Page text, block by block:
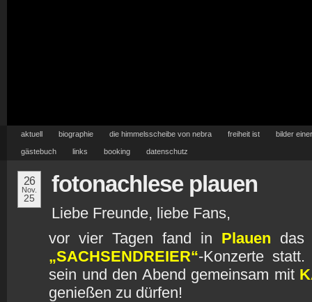
aktuell biographie die himmelsscheibe von nebra freiheit ist bilder
gästebuch links booking datenschutz
26
Nov.
25
fotonachlese plauen
Liebe Freunde, liebe Fans,
vor vier Tagen fand in Plauen das
„SACHSENDREIER“-Konzerte
sein und den Abend gemeinsam mit
genießen zu dürfen!